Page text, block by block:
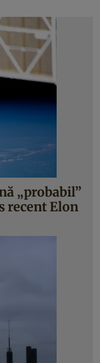
„probabil”
recent Elon